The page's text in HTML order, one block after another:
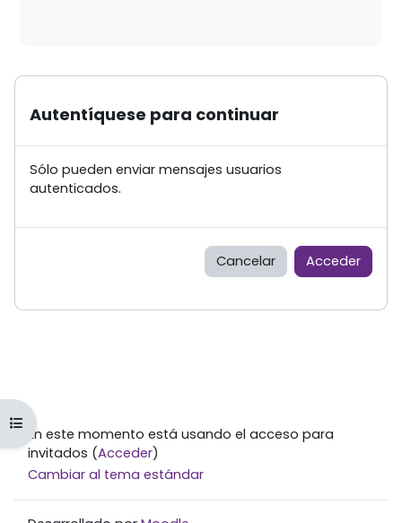
Abrir índice del curso
Autentíquese para continuar
Sólo pueden enviar mensajes usuarios
autenticados.
Cancelar Acceder
En este momento está usando el acceso para
invitados (Acceder)
Cambiar al tema estándar